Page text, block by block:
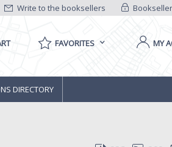
Write to the booksellers
FAVORITES MY
DIRECTORY